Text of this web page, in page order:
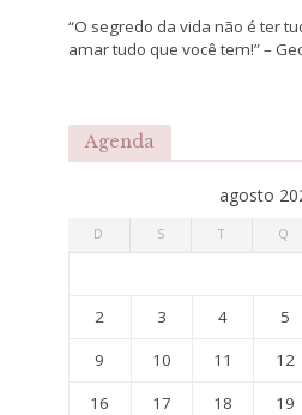
“O segredo da vida não é ter
amar tudo que você tem!” –
Agenda
agosto
D S T Q
2
3 4 5
9
10 11 12
16
17 18 19